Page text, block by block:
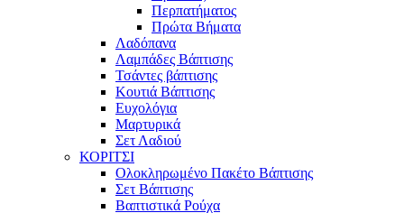
Περπατήματος
Πρώτα Βήματα
Λαδόπανα
Λαμπάδες Βάπτισης
Τσάντες βάπτισης
Κουτιά Βάπτισης
Ευχολόγια
Μαρτυρικά
Σετ Λαδιού
ΚΟΡΙΤΣΙ
Ολοκληρωμένο Πακέτο Βάπτισης
Σετ Βάπτισης
Βαπτιστικά Ρούχα